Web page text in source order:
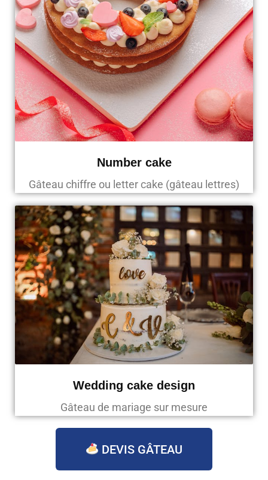
Number cake
Gâteau chiffre ou letter cake (gâteau lettres)
Wedding cake design
Gâteau de mariage sur mesure
DEVIS GÂTEAU